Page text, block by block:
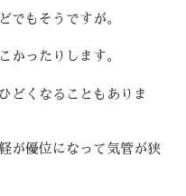
でもそうですが。
かったりします。
どくなることもありま
が優位になって気管が狭